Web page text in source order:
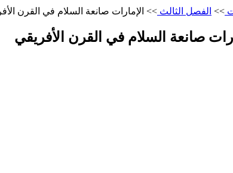
>> الفصل الثالث >> الإمارات صانعة السلام في القرن
صانعة السلام في القرن الأفريقي